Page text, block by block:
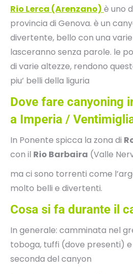
Rio Lerca (Arenzano) è uno
provincia di Genova. è un
divertente, bello con una
lasceranno senza parole. le
di varie altezze, rendono
piu’ belli della liguria
Dove fare canyoning
a Imperia /
In Ponente spicca la zona di
con il Rio Barbaira (Valle
ma ci sono torrenti come
molto belli e divertenti.
Cosa si fa durante il
In generale: camminata nel
toboga, tuffi (dove presenti)
seconda del canyon